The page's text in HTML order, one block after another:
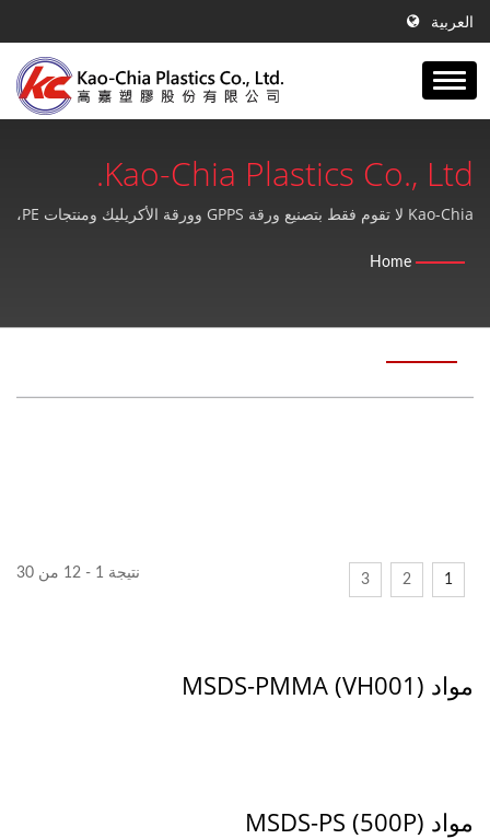
العربية
Kao-Chia Plastics Co., Ltd.
Kao-Chia لا تقوم فقط بتصنيع ورقة GPPS وورقة الأكريليك ومنتجات PE،
Home
نتيجة 1 - 12 من 30 1
2
3
مواد MSDS-PMMA (VH001)
مواد MSDS-PS (500P)